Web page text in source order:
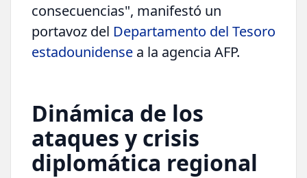
consecuencias", manifestó un
portavoz del Departamento del Tesoro
estadounidense a la agencia AFP.
Dinámica de los
ataques y crisis
diplomática regional